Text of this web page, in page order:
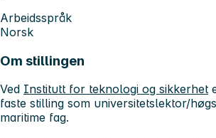
Arbeidsspråk
Norsk
Om stillingen
Ved Institutt for teknologi og sikkerhet
faste stilling som universitetslektor/
maritime fag.